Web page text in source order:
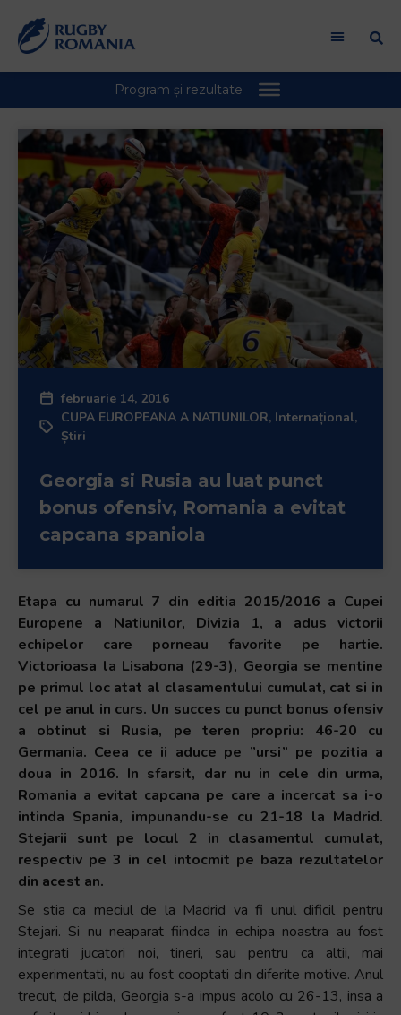
februarie 14, 2016
CUPA EUROPEANA A NATIUNILOR, Internațional,
Știri
Georgia si Rusia au luat punct
bonus ofensiv, Romania a evitat
capcana spaniola
Etapa cu numarul 7 din editia 2015/2016 a Cupei
Europene a Natiunilor, Divizia 1, a adus victorii
echipelor care porneau favorite pe hartie.
Victorioasa la Lisabona (29-3), Georgia se mentine
pe primul loc atat al clasamentului cumulat, cat si in
cel pe anul in curs. Un succes cu punct bonus ofensiv
a obtinut si Rusia, pe teren propriu: 46-20 cu
Germania. Ceea ce ii aduce pe ”ursi” pe pozitia a
doua in 2016. In sfarsit, dar nu in cele din urma,
Romania a evitat capcana pe care a incercat sa i-o
intinda Spania, impunandu-se cu 21-18 la Madrid.
Stejarii sunt pe locul 2 in clasamentul cumulat,
respectiv pe 3 in cel intocmit pe baza rezultatelor
din acest an.
Se stia ca meciul de la Madrid va fi unul dificil pentru
Stejari. Si nu neaparat fiindca in echipa noastra au fost
integrati jucatori noi, tineri, sau pentru ca altii, mai
experimentati, nu au fost cooptati din diferite motive. Anul
trecut, de pilda, Georgia s-a impus acolo cu 26-13, insa a